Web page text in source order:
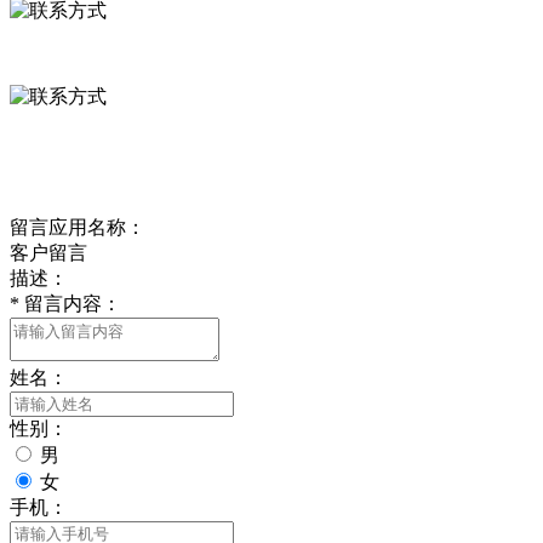
留言应用名称：
客户留言
描述：
* 留言内容：
姓名：
性别：
男
女
手机：